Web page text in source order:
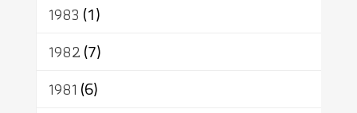
1983 (1)
1982(7)
1981 (6)